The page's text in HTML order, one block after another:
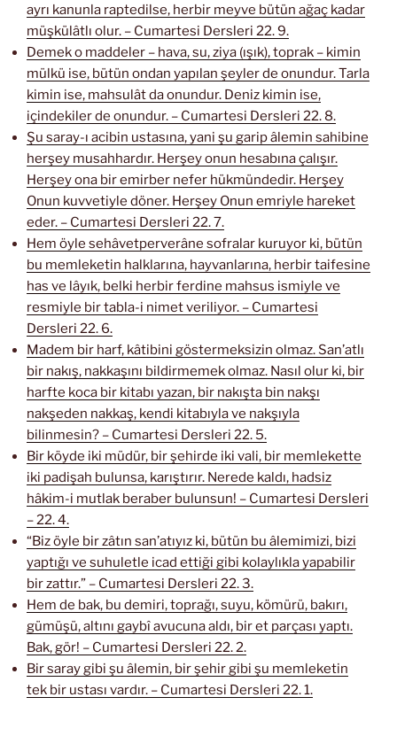
ayrı kanunla raptedilse, herbir meyve bütün ağaç kadar
müşkülâtlı olur. – Cumartesi Dersleri 22. 9.
Demek o maddeler – hava, su, ziya (ışık), toprak – kimin
mülkü ise, bütün ondan yapılan şeyler de onundur. Tarla
kimin ise, mahsulât da onundur. Deniz kimin ise,
içindekiler de onundur. – Cumartesi Dersleri 22. 8.
Şu saray-ı acibin ustasına, yani şu garip âlemin sahibine
herşey musahhardır. Herşey onun hesabına çalışır.
Herşey ona bir emirber nefer hükmündedir. Herşey
Onun kuvvetiyle döner. Herşey Onun emriyle hareket
eder. – Cumartesi Dersleri 22. 7.
Hem öyle sehâvetperverâne sofralar kuruyor ki, bütün
bu memleketin halklarına, hayvanlarına, herbir taifesine
has ve lâyık, belki herbir ferdine mahsus ismiyle ve
resmiyle bir tabla-i nimet veriliyor. – Cumartesi
Dersleri 22. 6.
Madem bir harf, kâtibini göstermeksizin olmaz. San’atlı
bir nakış, nakkaşını bildirmemek olmaz. Nasıl olur ki, bir
harfte koca bir kitabı yazan, bir nakışta bin nakşı
nakşeden nakkaş, kendi kitabıyla ve nakşıyla
bilinmesin? – Cumartesi Dersleri 22. 5.
Bir köyde iki müdür, bir şehirde iki vali, bir memlekette
iki padişah bulunsa, karıştırır. Nerede kaldı, hadsiz
hâkim-i mutlak beraber bulunsun! – Cumartesi Dersleri
– 22. 4.
“Biz öyle bir zâtın san’atıyız ki, bütün bu âlemimizi, bizi
yaptığı ve suhuletle icad ettiği gibi kolaylıkla yapabilir
bir zattır.” – Cumartesi Dersleri 22. 3.
Hem de bak, bu demiri, toprağı, suyu, kömürü, bakırı,
gümüşü, altını gaybî avucuna aldı, bir et parçası yaptı.
Bak, gör! – Cumartesi Dersleri 22. 2.
Bir saray gibi şu âlemin, bir şehir gibi şu memleketin
tek bir ustası vardır. – Cumartesi Dersleri 22. 1.